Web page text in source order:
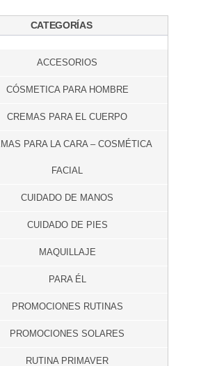
CATEGORÍAS
ACCESORIOS
CÓSMETICA PARA HOMBRE
CREMAS PARA EL CUERPO
PARA LA CARA – COSMÉTICA
FACIAL
CUIDADO DE MANOS
CUIDADO DE PIES
MAQUILLAJE
PARA ÉL
PROMOCIONES RUTINAS
PROMOCIONES SOLARES
RUTINA PRIMAVER